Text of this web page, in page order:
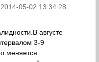
2014-05-02 13:34:28
августе
3-9
меняется